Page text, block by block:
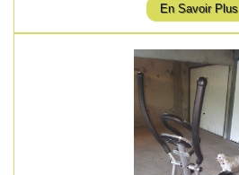
En Savoir Plus